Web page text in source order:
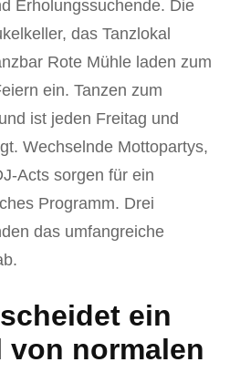
Erholungssuchende. Die
das Tanzlokal
Rote Mühle laden zum
ein. Tanzen zum
ist jeden Freitag und
Wechselnde Mottopartys,
Acts sorgen für ein
Programm. Drei
das umfangreiche
ein
von normalen